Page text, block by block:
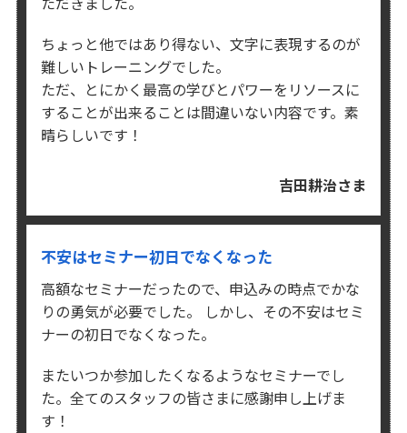
ちょっと他ではあり得ない、文字に表現するのが
難しいトレーニングでした。
ただ、とにかく最高の学びとパワーをリソースに
することが出来ることは間違いない内容です。素
晴らしいです！
吉田耕治さま
不安はセミナー初日でなくなった
高額なセミナーだったので、申込みの時点でかな
りの勇気が必要でした。
しかし、その不安はセミ
ナーの初日でなくなった。
またいつか参加したくなるようなセミナーでし
た。 全てのスタッフの皆さまに感謝申し上げま
す！